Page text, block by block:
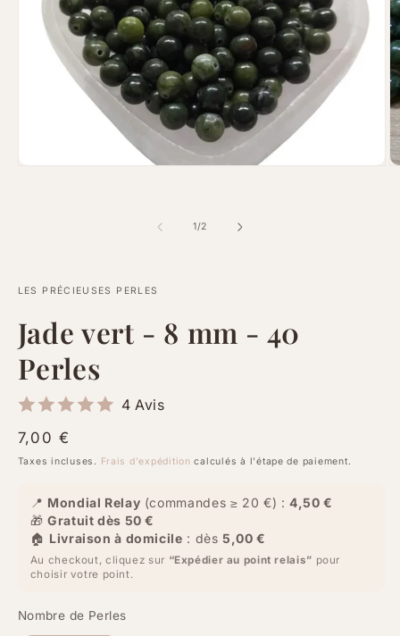
1 /de
2
LES PRÉCIEUSES PERLES
Jade vert - 8 mm - 40
Perles
4 Avis
Prix
habituel
7,00 €
Taxes incluses. Frais d'expédition calculés à l'étape de paiement.
📍 Mondial Relay (commandes ≥ 20 €) :4,50 €
🎁Gratuit dès 50 €
🏠 Livraison à domicile : dès5,00 €
Au checkout, cliquez sur “Expédier au point relais” pour
choisir votre point.
Nombre de Perles